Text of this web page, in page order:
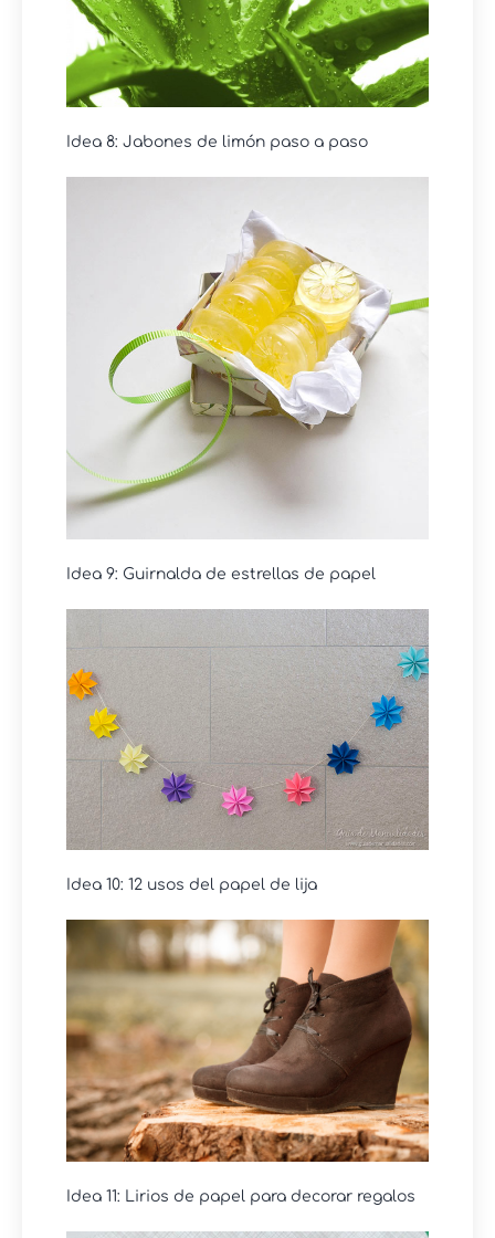
Idea 8: Jabones de limón paso a paso
Idea 9: Guirnalda de estrellas de papel
Idea 10: 12 usos del papel de lija
Idea 11: Lirios de papel para decorar regalos